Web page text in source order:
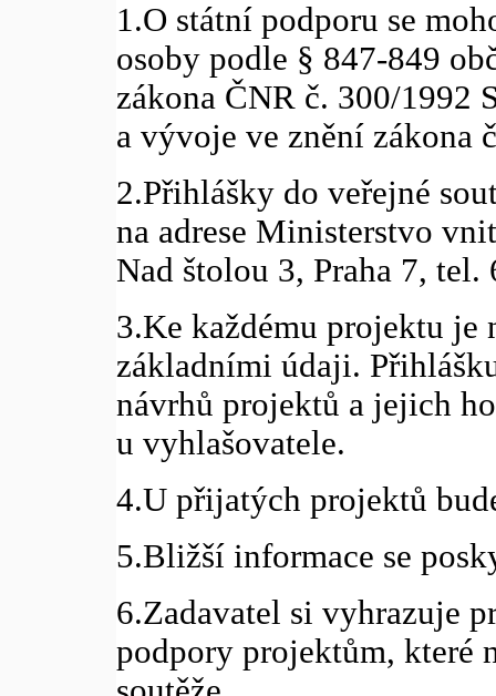
1.O státní podporu se
osoby podle § 847-849
zákona ČNR č. 300/1992
a vývoje ve znění zákona
2.Přihlášky do veřejné
na adrese Ministerstvo
Nad štolou 3, Praha 7,
3.Ke každému projektu
základními údaji.
návrhů projektů a jejich
u vyhlašovatele.
4.U přijatých projektů
5.Bližší informace se
6.Zadavatel si vyhrazuje
podpory projektům, které